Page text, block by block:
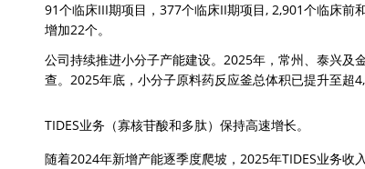
91个临床III期项目，377个临床II期项目, 2,901个临床前
增加22个。
公司持续推进小分子产能建设。2025年，常州、泰兴及
查。2025年底，小分子原料药反应釜总体积已提升至超
TIDES业务（寡核苷酸和多肽）保持高速增长。
随着2024年新增产能逐季度爬坡，2025年TIDES业务收